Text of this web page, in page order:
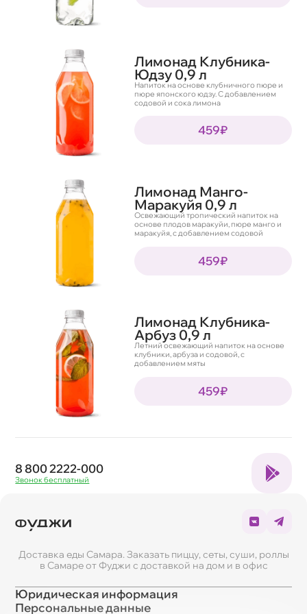
Лимонад Клубника-
Юдзу 0,9 л
Напиток на основе клубничного пюре и
пюре японского юдзу. С добавлением
содовой и сока лимона
459₽
Лимонад Манго-
Маракуйя 0,9 л
Освежающий тропический напиток на
основе плодов маракуйи, пюре манго и
маракуйя, с добавлением содовой
459₽
Лимонад Клубника-
Арбуз 0,9 л
Летний освежающий напиток на основе
клубники, арбуза и содовой, с
добавлением мяты
459₽
8 800 2222-000
Звонок бесплатный
Доставка еды Самара. Заказать пиццу, сеты, суши, роллы
в Самаре от Фуджи с доставкой на дом и в офис
Юридическая информация
Персональные данные